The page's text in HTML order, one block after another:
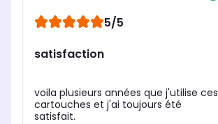
5/5
satisfaction
voila plusieurs années que j'utilise ces
cartouches et j'ai toujours été
satisfait.